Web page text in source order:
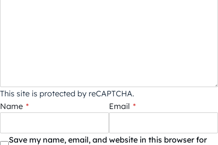
This site is protected by reCAPTCHA.
Name * Email *
Save my name, email, and website in this browser for